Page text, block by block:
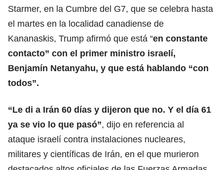
Starmer, en la Cumbre del G7, que se celebra hasta
el martes en la localidad canadiense de
Kananaskis, Trump afirmó que está “en constante
contacto” con el primer ministro israelí,
Benjamín Netanyahu, y que está hablando “con
todos”.
“Le di a Irán 60 días y dijeron que no. Y el día 61
ya se vio lo que pasó”, dijo en referencia al
ataque israelí contra instalaciones nucleares,
militares y científicas de Irán, en el que murieron